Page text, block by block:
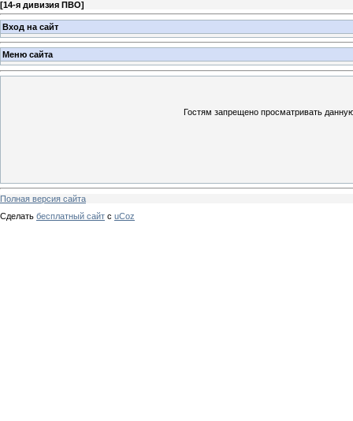
[14-я дивизия ПВО]
Вход на сайт
Меню сайта
Гостям запрещено просматривать
Полная версия сайта
Сделать бесплатный сайт с uCoz